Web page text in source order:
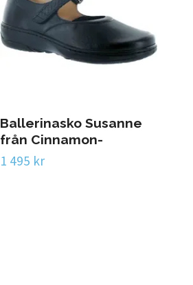
Ballerinasko Susanne
från Cinnamon-
1 495 kr